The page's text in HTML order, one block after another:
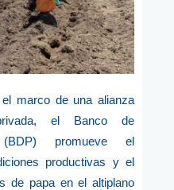
marco de una alianza
privada, el Banco de
(BDP) promueve el
productivas y el
de papa en el altiplano